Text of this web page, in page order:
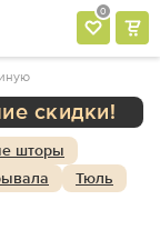
0
скидки!
шторы
Тюль